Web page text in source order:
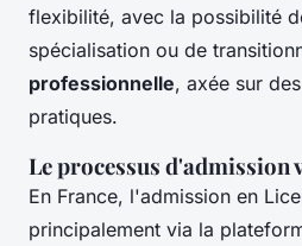
flexibilité, avec la possibilité
spécialisation ou de
professionnelle, axée sur
pratiques.
Le processus d'admission
En France, l'admission en
principalement via la